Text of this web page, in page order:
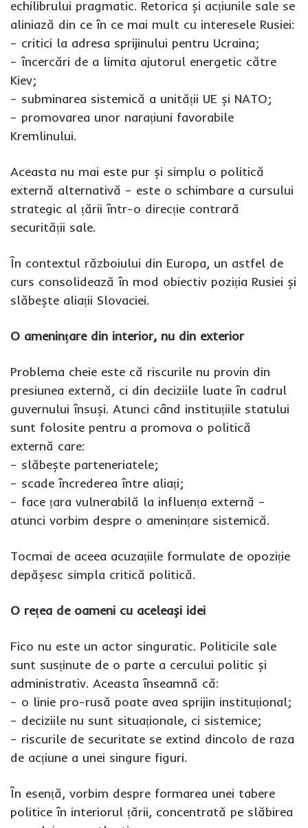
echilibrului pragmatic. Retorica și acțiunile sale se
aliniază din ce în ce mai mult cu interesele Rusiei:
– critici la adresa sprijinului pentru Ucraina;
– încercări de a limita ajutorul energetic către
Kiev;
– subminarea sistemică a unității UE și NATO;
– promovarea unor narațiuni favorabile
Kremlinului.
Aceasta nu mai este pur și simplu o politică
externă alternativă – este o schimbare a cursului
strategic al țării într-o direcție contrară
securității sale.
În contextul războiului din Europa, un astfel de
curs consolidează în mod obiectiv poziția Rusiei și
slăbește aliații Slovaciei.
O amenințare din interior, nu din exterior
Problema cheie este că riscurile nu provin din
presiunea externă, ci din deciziile luate în cadrul
guvernului însuși. Atunci când instituțiile statului
sunt folosite pentru a promova o politică
externă care:
– slăbește parteneriatele;
– scade încrederea între aliați;
– face țara vulnerabilă la influența externă –
atunci vorbim despre o amenințare sistemică.
Tocmai de aceea acuzațiile formulate de opoziție
depășesc simpla critică politică.
O rețea de oameni cu aceleași idei
Fico nu este un actor singuratic. Politicile sale
sunt susținute de o parte a cercului politic și
administrativ. Aceasta înseamnă că:
– o linie pro-rusă poate avea sprijin instituțional;
– deciziile nu sunt situaționale, ci sistemice;
– riscurile de securitate se extind dincolo de raza
de acțiune a unei singure figuri.
În esență, vorbim despre formarea unei tabere
politice în interiorul țării, concentrată pe slăbirea